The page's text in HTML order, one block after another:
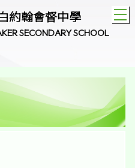
約翰會督中學
SECONDARY SCHOOL